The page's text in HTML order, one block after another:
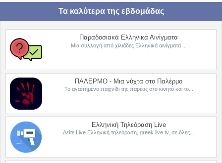
Τα καλύτερα της εβδομάδας
Παραδοσιακά Ελληνικά Αινίγματα
Μια συλλογή από χιλιάδες Ελληνικά αινίγματα ...
ΠΑΛΕΡΜΟ - Μια νύχτα στο Παλέρμο
Το αγαπημένο παιχνίδι της παρέας στο κινητό και το...
Ελληνική Τηλεόραση Live
Δείτε Live Ελληνική τηλεόραση, greek live tv, σε όλες...